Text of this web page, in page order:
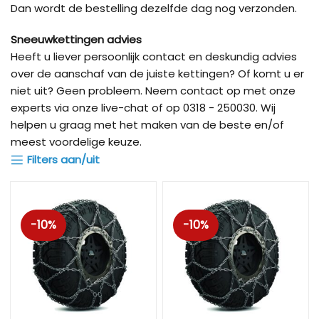
Dan wordt de bestelling dezelfde dag nog verzonden.
Sneeuwkettingen advies
Heeft u liever persoonlijk contact en deskundig advies
over de aanschaf van de juiste kettingen? Of komt u er
niet uit? Geen probleem. Neem contact op met onze
experts via onze live-chat of op 0318 - 250030. Wij
helpen u graag met het maken van de beste en/of
meest voordelige keuze.
Filters aan/uit
-10% -10%